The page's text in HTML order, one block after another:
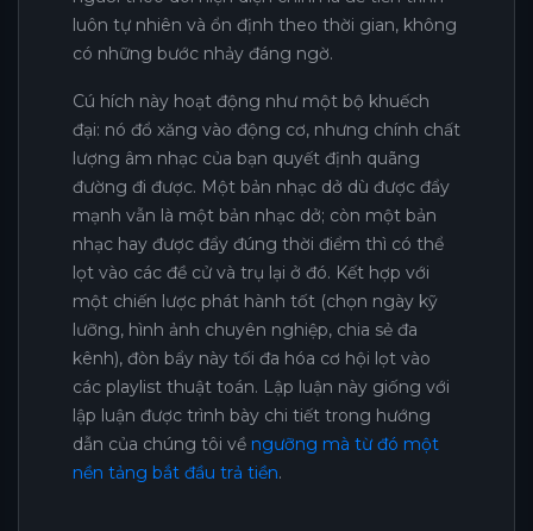
luôn tự nhiên và ổn định theo thời gian, không
có những bước nhảy đáng ngờ.
Cú hích này hoạt động như một bộ khuếch
đại: nó đổ xăng vào động cơ, nhưng chính chất
lượng âm nhạc của bạn quyết định quãng
đường đi được. Một bản nhạc dở dù được đẩy
mạnh vẫn là một bản nhạc dở; còn một bản
nhạc hay được đẩy đúng thời điểm thì có thể
lọt vào các đề cử và trụ lại ở đó. Kết hợp với
một chiến lược phát hành tốt (chọn ngày kỹ
lưỡng, hình ảnh chuyên nghiệp, chia sẻ đa
kênh), đòn bẩy này tối đa hóa cơ hội lọt vào
các playlist thuật toán. Lập luận này giống với
lập luận được trình bày chi tiết trong hướng
dẫn của chúng tôi về ngưỡng mà từ đó một
nền tảng bắt đầu trả tiền.